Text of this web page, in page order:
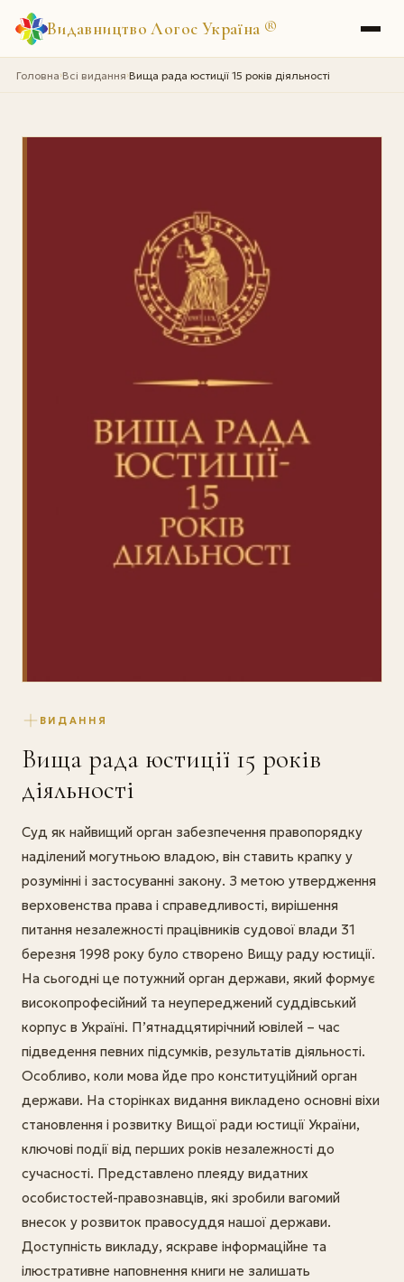
Видавництво Логос Україна ®
Головна›Всі видання›Вища рада юстиції 15 років діяльності
ВИДАННЯ
Вища рада юстиції 15 років
діяльності
Суд як найвищий орган забезпечення правопорядку
наділений могутньою владою, він ставить крапку у
розумінні і застосуванні закону. З метою утвердження
верховенства права і справедливості, вирішення
питання незалежності працівників судової влади 31
березня 1998 року було створено Вищу раду юстиції.
На сьогодні це потужний орган держави, який формує
високопрофесійний та неупереджений суддівський
корпус в Україні. П’ятнадцятирічний ювілей – час
підведення певних підсумків, результатів діяльності.
Особливо, коли мова йде про конституційний орган
держави. На сторінках видання викладено основні віхи
становлення і розвитку Вищої ради юстиції України,
ключові події від перших років незалежності до
сучасності. Представлено плеяду видатних
особистостей-правознавців, які зробили вагомий
внесок у розвиток правосуддя нашої держави.
Доступність викладу, яскраве інформаційне та
ілюстративне наповнення книги не залишать